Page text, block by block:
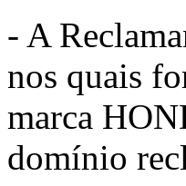
- A
nos quais
marca
domínio